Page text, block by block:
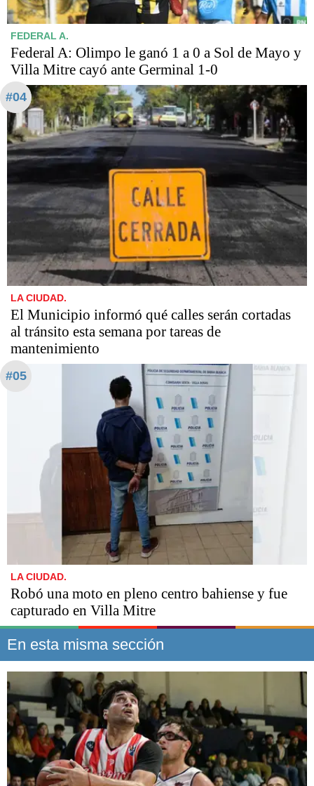
FEDERAL A.
Federal A: Olimpo le ganó 1 a 0 a Sol de Mayo y
Villa Mitre cayó ante Germinal 1-0
#04
LA CIUDAD.
El Municipio informó qué calles serán cortadas
al tránsito esta semana por tareas de
mantenimiento
#05
LA CIUDAD.
Robó una moto en pleno centro bahiense y fue
capturado en Villa Mitre
En esta misma sección